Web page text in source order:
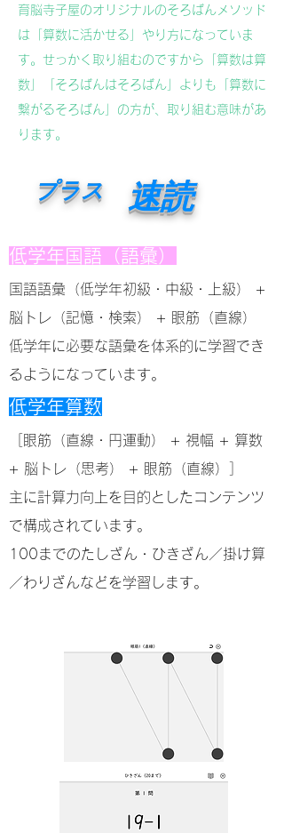
育脳寺子屋のオリジナルのそろばんメソッド
は「算数に活かせる」やり方になっていま
す。せっかく取り組むのですから「算数は算
数」「そろばんはそろばん」よりも「算数に
繋がるそろばん」の方が、取り組む意味があ
ります。
プラス 速読
低学年国語（語彙）
国語語彙（低学年初級・中級・上級） +
脳トレ（記憶・検索） + 眼筋（直線）
低学年に必要な語彙を体系的に学習でき
るようになっています。
低学年算数
［眼筋（直線・円運動） + 視幅 + 算数
+ 脳トレ（思考） + 眼筋（直線）］
主に計算力向上を目的としたコンテンツ
で構成されています。
100までのたしざん・ひきざん／掛け算
／わりざんなどを学習します。